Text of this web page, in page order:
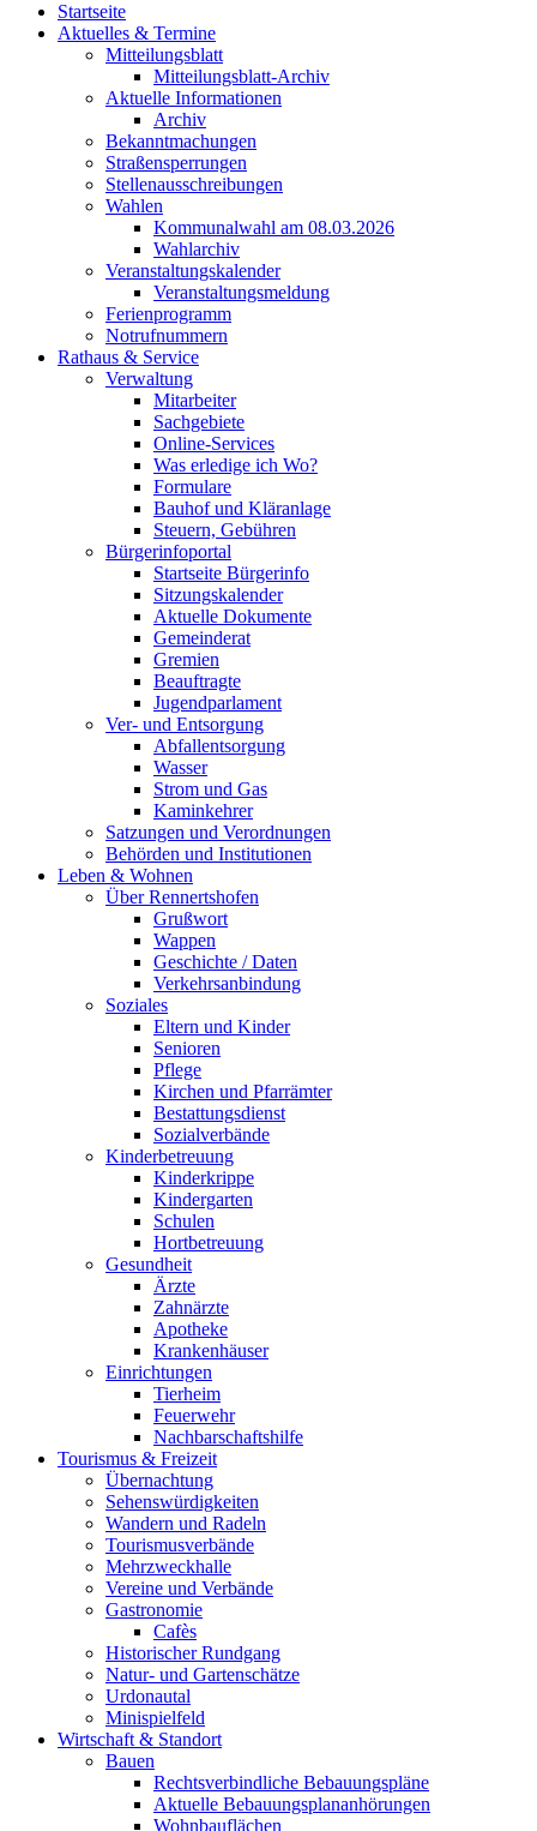
Startseite
Aktuelles & Termine
Mitteilungsblatt
Mitteilungsblatt-Archiv
Aktuelle Informationen
Archiv
Bekanntmachungen
Straßensperrungen
Stellenausschreibungen
Wahlen
Kommunalwahl am 08.03.2026
Wahlarchiv
Veranstaltungskalender
Veranstaltungsmeldung
Ferienprogramm
Notrufnummern
Rathaus & Service
Verwaltung
Mitarbeiter
Sachgebiete
Online-Services
Was erledige ich Wo?
Formulare
Bauhof und Kläranlage
Steuern, Gebühren
Bürgerinfoportal
Startseite Bürgerinfo
Sitzungskalender
Aktuelle Dokumente
Gemeinderat
Gremien
Beauftragte
Jugendparlament
Ver- und Entsorgung
Abfallentsorgung
Wasser
Strom und Gas
Kaminkehrer
Satzungen und Verordnungen
Behörden und Institutionen
Leben & Wohnen
Über Rennertshofen
Grußwort
Wappen
Geschichte / Daten
Verkehrsanbindung
Soziales
Eltern und Kinder
Senioren
Pflege
Kirchen und Pfarrämter
Bestattungsdienst
Sozialverbände
Kinderbetreuung
Kinderkrippe
Kindergarten
Schulen
Hortbetreuung
Gesundheit
Ärzte
Zahnärzte
Apotheke
Krankenhäuser
Einrichtungen
Tierheim
Feuerwehr
Nachbarschaftshilfe
Tourismus & Freizeit
Übernachtung
Sehenswürdigkeiten
Wandern und Radeln
Tourismusverbände
Mehrzweckhalle
Vereine und Verbände
Gastronomie
Cafès
Historischer Rundgang
Natur- und Gartenschätze
Urdonautal
Minispielfeld
Wirtschaft & Standort
Bauen
Rechtsverbindliche Bebauungspläne
Aktuelle Bebauungsplananhörungen
Wohnbauflächen